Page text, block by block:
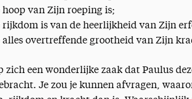
hoop van Zijn roeping is;
rijkdom is van de heerlijkheid van Zijn
alles overtreffende grootheid van Zijn
zich een wonderlijke zaak dat Paulus
Je zou je kunnen afvragen,